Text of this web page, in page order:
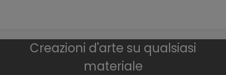
Creazioni d'arte su qualsiasi
materiale